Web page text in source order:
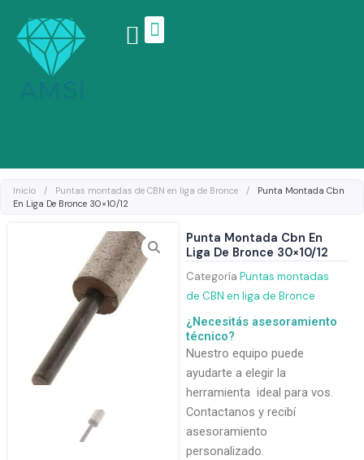
contenido
Inicio / Puntas montadas de CBN en liga de Bronce /
Punta Montada Cbn
En Liga De Bronce 30×10/12
Punta Montada Cbn En
Liga De Bronce 30×10/12
Categoría Puntas montadas
de CBN en liga de Bronce
¿Necesitás asesoramiento
técnico?
Nuestro equipo puede
ayudarte a elegir la
herramienta ideal para vos.
Contactanos y recibí
asesoramiento
personalizado.